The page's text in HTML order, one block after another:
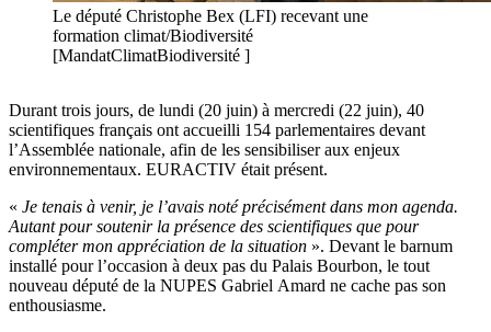
Le député Christophe Bex (LFI) recevant une
formation climat/Biodiversité
[MandatClimatBiodiversité ]
Durant trois jours, de lundi (20 juin) à mercredi (22 juin), 40
scientifiques français ont accueilli 154 parlementaires devant
l’Assemblée nationale, afin de les sensibiliser aux enjeux
environnementaux. EURACTIV était présent.
« Je tenais à venir, je l’avais noté précisément dans mon agenda.
Autant pour soutenir la présence des scientifiques que pour
compléter mon appréciation de la situation ». Devant le barnum
installé pour l’occasion à deux pas du Palais Bourbon, le tout
nouveau député de la NUPES Gabriel Amard ne cache pas son
enthousiasme.